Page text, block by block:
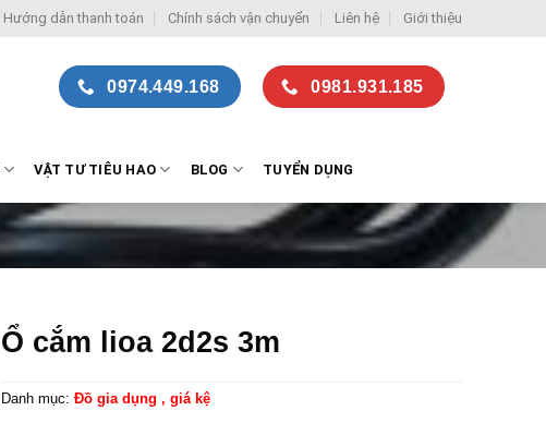
Hướng dẫn thanh toán Chính sách vận chuyển Liên hệ Giới thiệu
0974.449.168 0981.931.185
VẬT TƯ TIÊU HAO BLOG TUYỂN DỤNG
Ổ cắm lioa 2d2s 3m
Danh mục: Đồ gia dụng , giá kệ